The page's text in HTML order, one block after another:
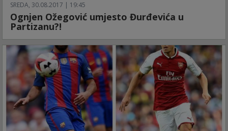
SREDA, 30.08.2017 | 19:45
Ognjen Ožegović umjesto Đurđevića u
Partizanu?!